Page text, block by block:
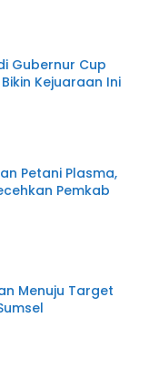
Gubernur Cup
Kejuaraan Ini
Petani Plasma,
Pemkab
Menuju Target